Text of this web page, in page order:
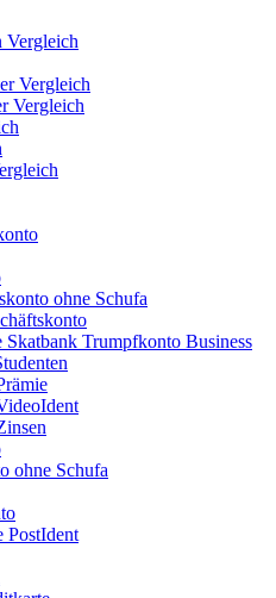
Vergleich
Vergleich
Vergleich
ohne Schufa
Skatbank Trumpfkonto Business
ohne Schufa
PostIdent